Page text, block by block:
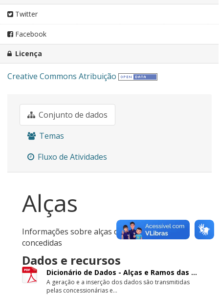
Twitter
Facebook
Licença
Creative Commons Atribuição
Conjunto de dados
Temas
Fluxo de Atividades
Alças
Informações sobre alças das rodovias
concedidas
Dados e recursos
Dicionário de Dados - Alças e Ramos das ...
A geração e a inserção dos dados são transmitidas
pelas concessionárias e...